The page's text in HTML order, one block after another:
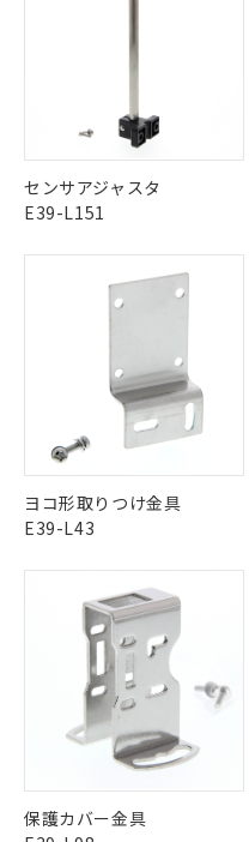
センサアジャスタ
E39-L151
ヨコ形取りつけ金具
E39-L43
保護カバー金具
当社制御機
本サービス
ことをご了
在庫状況およ
記載してい
タに基づき
覧された時
了承ください。
正式な納期
様のお取引
ムロン制御
ご相談くださ
オムロン制御
点は「 販売ネ
ください。
在庫状況お
事前の承諾
示しないよ
ビス）をご利
メンバーズに
あります。
お客様が当
登録された
および当社
引・商談に必
をご了承くだ
※当社の共同
の共同利用に
害物質有無と関係
仕入先様の事情に
いたものが、含
むを得ず変更する
*EU RoHS指令（10物質）
鉛(Pb) 1000ppm以下、
ミウム(Cd) 100ppm以下
類(PBB) 1000ppm以下
(PBDE) 1000ppm以下
ル) (DEHP)(別名：
ルベンジル（BBP）
（DBP） 1000ppm以
但し、RoHS指令で産業
適用除外項目は除く。
フタル酸エステル類の
図的な使用がないことを
部品在庫の切り替
※3 非含有証明
下記の非含有証明
とができます。
EU RoHS指令（10
51物質の非含有証
基準値以下である
「×」：最大均質
基準値を超えてい
「－」：未確認で
い合わせください。
*中国RoHS10物質の基
Pb(鉛) :1000ppm、 Hg(
Cr(Ⅵ)(六価クロム) :
ニル類) : 1000ppm、
ル類) : 1000ppm、
DBP(フタル酸ジブチル
イソブチル) : 1000ppm
DEHP(フタル酸ビス(2-
※2 環境保護使
準値以下であるこ
「10」：通常の使
及ぼさない年数を
「－」：未確認で
い合わせください。
当社は、こ
為替および外
（以下｢規制
または国外
国政府の輸
とります。
当社は規制
全に破砕す
いよう必要
当社は貴社
ル、化学兵
武器並びに
使用いたしま
当社は、貴
該第三者に
販売先およ
法に輸出する
り引きをいた
合意する
記
○ 一定数以
一定数
－
在庫なし
いては
たはお客
機器販
認くださ
白
情報を公